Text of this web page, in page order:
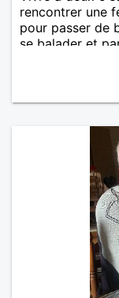
rencontrer une
pour passer de
se balader et
complicité.
randonnée
et finalement
de tout dire en
d'informations.